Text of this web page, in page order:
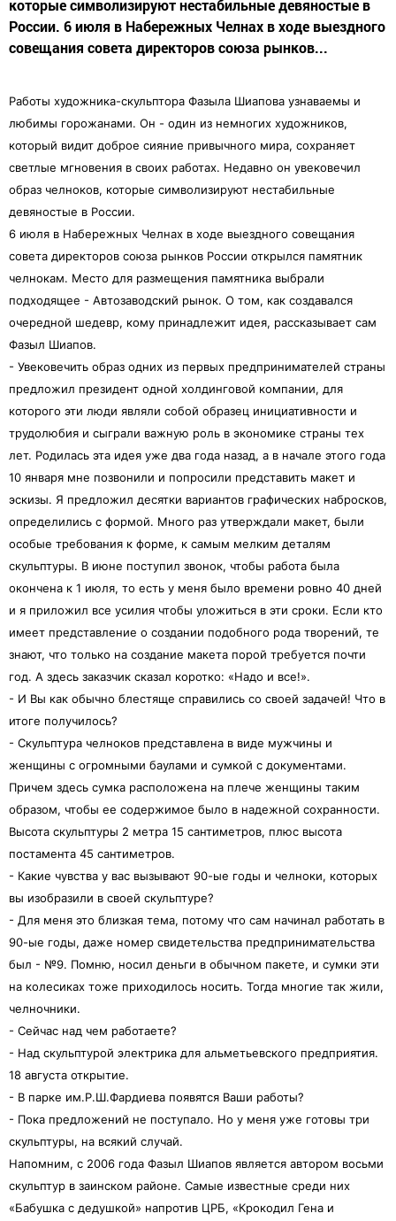
которые символизируют нестабильные девяностые в
России. 6 июля в Набережных Челнах в ходе выездного
совещания совета директоров союза рынков...
Работы художника-скульптора Фазыла Шиапова узнаваемы и
любимы горожанами. Он - один из немногих художников,
который видит доброе сияние привычного мира, сохраняет
светлые мгновения в своих работах. Недавно он увековечил
образ челноков, которые символизируют нестабильные
девяностые в России.
6 июля в Набережных Челнах в ходе выездного совещания
совета директоров союза рынков России открылся памятник
челнокам. Место для размещения памятника выбрали
подходящее - Автозаводский рынок. О том, как создавался
очередной шедевр, кому принадлежит идея, рассказывает сам
Фазыл Шиапов.
- Увековечить образ одних из первых предпринимателей страны
предложил президент одной холдинговой компании, для
которого эти люди являли собой образец инициативности и
трудолюбия и сыграли важную роль в экономике страны тех
лет. Родилась эта идея уже два года назад, а в начале этого года
10 января мне позвонили и попросили представить макет и
эскизы. Я предложил десятки вариантов графических набросков,
определились с формой. Много раз утверждали макет, были
особые требования к форме, к самым мелким деталям
скульптуры. В июне поступил звонок, чтобы работа была
окончена к 1 июля, то есть у меня было времени ровно 40 дней
и я приложил все усилия чтобы уложиться в эти сроки. Если кто
имеет представление о создании подобного рода творений, те
знают, что только на создание макета порой требуется почти
год. А здесь заказчик сказал коротко: «Надо и все!».
- И Вы как обычно блестяще справились со своей задачей! Что в
итоге получилось?
- Скульптура челноков представлена в виде мужчины и
женщины с огромными баулами и сумкой с документами.
Причем здесь сумка расположена на плече женщины таким
образом, чтобы ее содержимое было в надежной сохранности.
Высота скульптуры 2 метра 15 сантиметров, плюс высота
постамента 45 сантиметров.
- Какие чувства у вас вызывают 90-ые годы и челноки, которых
вы изобразили в своей скульптуре?
- Для меня это близкая тема, потому что сам начинал работать в
90-ые годы, даже номер свидетельства предпринимательства
был - №9. Помню, носил деньги в обычном пакете, и сумки эти
на колесиках тоже приходилось носить. Тогда многие так жили,
челночники.
- Сейчас над чем работаете?
- Над скульптурой электрика для альметьевского предприятия.
18 августа открытие.
- В парке им.Р.Ш.Фардиева появятся Ваши работы?
- Пока предложений не поступало. Но у меня уже готовы три
скульптуры, на всякий случай.
Напомним, с 2006 года Фазыл Шиапов является автором восьми
скульптур в заинском районе. Самые известные среди них
«Бабушка с дедушкой» напротив ЦРБ, «Крокодил Гена и